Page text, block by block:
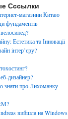
Сссылки
магазини Китаю
фундаментів
Естетика та Інновації
інтер’єру?
дизайнер?
знати про Лихоманку
вийшла на Windows